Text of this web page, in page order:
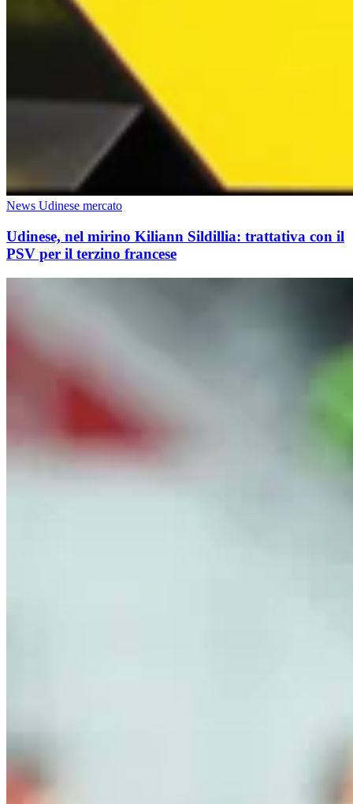
News Udinese mercato
Udinese, nel mirino Kiliann Sildillia: trattativa con il
PSV per il terzino francese